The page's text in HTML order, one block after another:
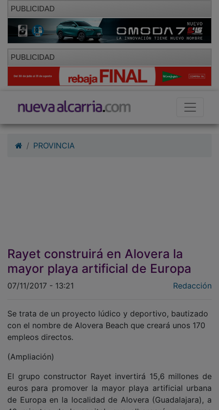
PUBLICIDAD
PUBLICIDAD
Rayet construirá en Alovera la
mayor playa artificial de Europa
07/11/2017 - 13:21 Redacción
con el nombre de Alovera Beach que creará unos 170
empleos directos.
euros para promover la mayor playa artificial urbana
de Europa en la localidad de Alovera (Guadalajara), a
40 minutos de la capital, que albergará un enorme